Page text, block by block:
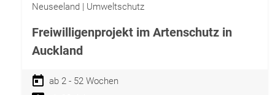
Neuseeland | Umweltschutz
Freiwilligenprojekt im Artenschutz in
Auckland
ab 2 - 52 Wochen